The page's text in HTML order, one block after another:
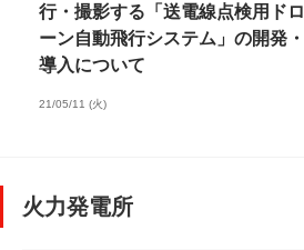
行・撮影する「送電線点検用ドロ
ーン自動飛行システム」の開発・
導入について
21/05/11 (火)
火力発電所